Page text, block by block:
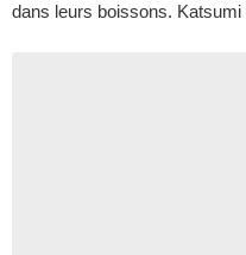
dans leurs boissons.